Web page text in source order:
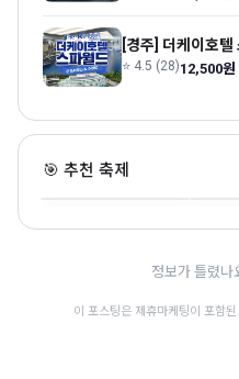
[경주] 더케이호
⭐ 4.5 (28)12,500원
🎯 추천 축제
경북영주 풍기인삼축제
정보가 틀렸나
이 포스팅은 제휴마케팅이 포함